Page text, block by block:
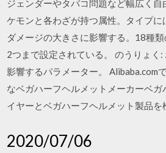
ジェンダーやタバコ問題など幅広く
ケモンと各わざが持つ属性。タイプ
ダメージの大きさに影響する。18種
2つまで設定されている。 のうりょく
影響するパラメーター。 Alibaba.com
なベガハーフヘルメットメーカーベガ
イヤーとベガハーフヘルメット製品を
2020/07/06